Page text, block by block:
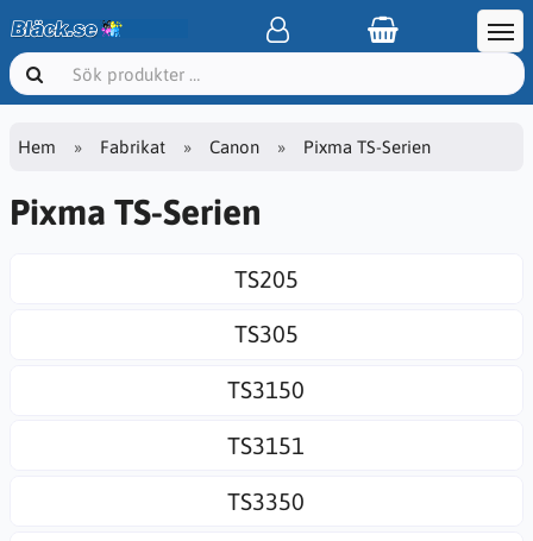
Hem Fabrikat Canon Pixma TS-Serien
Pixma TS-Serien
TS205
TS305
TS3150
TS3151
TS3350